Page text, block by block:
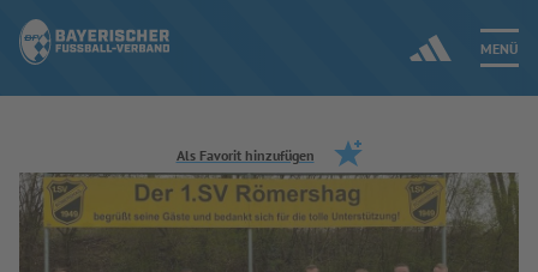
MENÜ
Jetzt einloggen
Als Favorit hinzufügen